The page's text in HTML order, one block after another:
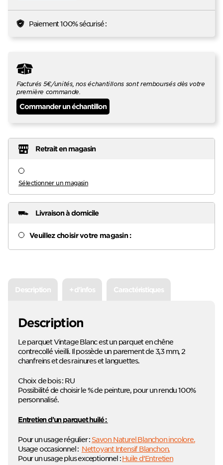
Paiement 100% sécurisé :
Facturés 5€/unités, nos échantillons sont remboursés dès votre
première commande.
Commander un échantillon
Retrait en magasin
Sélectionner un magasin
Livraison à domicile
Veuillez choisir votre magasin :
Description + d'infos Caractéristiques
Description
Le parquet Vintage Blanc est un parquet en chêne
contrecollé vieilli. Il possède un parement de 3,3 mm, 2
chanfreins et des rainures et languettes.
Choix de bois : RU
Possibilité de choisir le % de peinture, pour un rendu 100%
personnalisé.
Entretien d’un parquet huilé :
Pour un usage régulier : Savon Naturel Blanchon incolore.
Usage occasionnel : Nettoyant Intensif Blanchon.
Pour un usage plus exceptionnel :Huile d’Entretien